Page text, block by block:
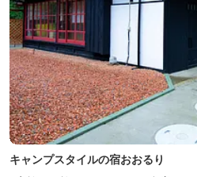
キャンプスタイルの宿おおるり